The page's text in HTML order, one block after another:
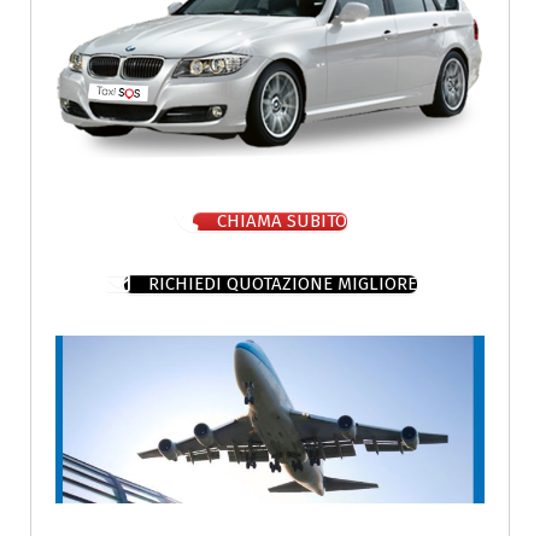
CHIAMA SUBITO
RICHIEDI QUOTAZIONE MIGLIORE